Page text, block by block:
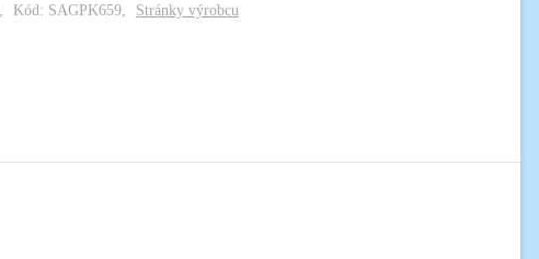
Kód: SAGPK659 Stránky výrobcu